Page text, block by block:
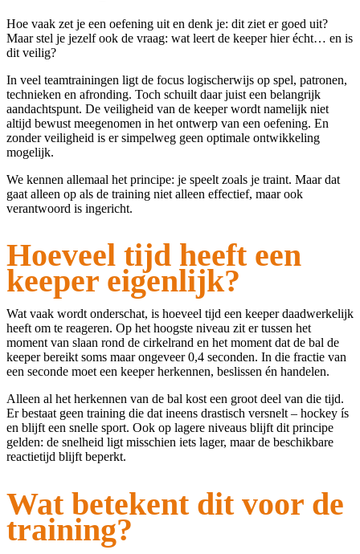
Hoe vaak zet je een oefening uit en denk je: dit ziet er goed uit?
Maar stel je jezelf ook de vraag: wat leert de keeper hier écht… en is
dit veilig?
In veel teamtrainingen ligt de focus logischerwijs op spel, patronen,
technieken en afronding. Toch schuilt daar juist een belangrijk
aandachtspunt. De veiligheid van de keeper wordt namelijk niet
altijd bewust meegenomen in het ontwerp van een oefening. En
zonder veiligheid is er simpelweg geen optimale ontwikkeling
mogelijk.
We kennen allemaal het principe: je speelt zoals je traint. Maar dat
gaat alleen op als de training niet alleen effectief, maar ook
verantwoord is ingericht.
Hoeveel tijd heeft een
keeper eigenlijk?
Wat vaak wordt onderschat, is hoeveel tijd een keeper daadwerkelijk
heeft om te reageren. Op het hoogste niveau zit er tussen het
moment van slaan rond de cirkelrand en het moment dat de bal de
keeper bereikt soms maar ongeveer 0,4 seconden. In die fractie van
een seconde moet een keeper herkennen, beslissen én handelen.
Alleen al het herkennen van de bal kost een groot deel van die tijd.
Er bestaat geen training die dat ineens drastisch versnelt – hockey ís
en blijft een snelle sport. Ook op lagere niveaus blijft dit principe
gelden: de snelheid ligt misschien iets lager, maar de beschikbare
reactietijd blijft beperkt.
Wat betekent dit voor de
training?